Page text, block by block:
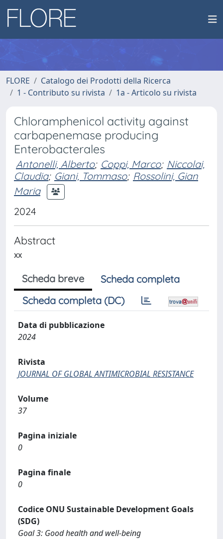
FLORE
Catalogo dei Prodotti della Ricerca
1 - Contributo su rivista
1a - Articolo su rivista
Chloramphenicol activity against
carbapenemase producing
Enterobacterales
Antonelli, Alberto; Coppi, Marco; Niccolai,
Claudia; Giani, Tommaso; Rossolini, Gian
Maria
2024
Abstract
xx
Scheda breve
Scheda completa
Scheda completa (DC)
Data di pubblicazione
2024
Rivista
JOURNAL OF GLOBAL ANTIMICROBIAL RESISTANCE
Volume
37
Pagina iniziale
0
Pagina finale
0
Codice ONU Sustainable Development Goals
(SDG)
Goal 3: Good health and well-being